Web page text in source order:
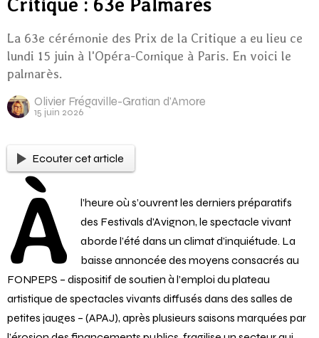
Les Prix du Syndicat de la
Critique : 63e Palmarès
La 63e cérémonie des Prix de la Critique a eu lieu ce
lundi 15 juin à l'Opéra-Comique à Paris. En voici le
palmarès.
Ecouter cet article
À
l’heure où s’ouvrent les derniers préparatifs
des Festivals d’Avignon, le spectacle vivant
aborde l’été dans un climat d’inquiétude. La
baisse annoncée des moyens consacrés au
FONPEPS – dispositif de soutien à l’emploi du plateau
artistique de spectacles vivants diffusés dans des salles de